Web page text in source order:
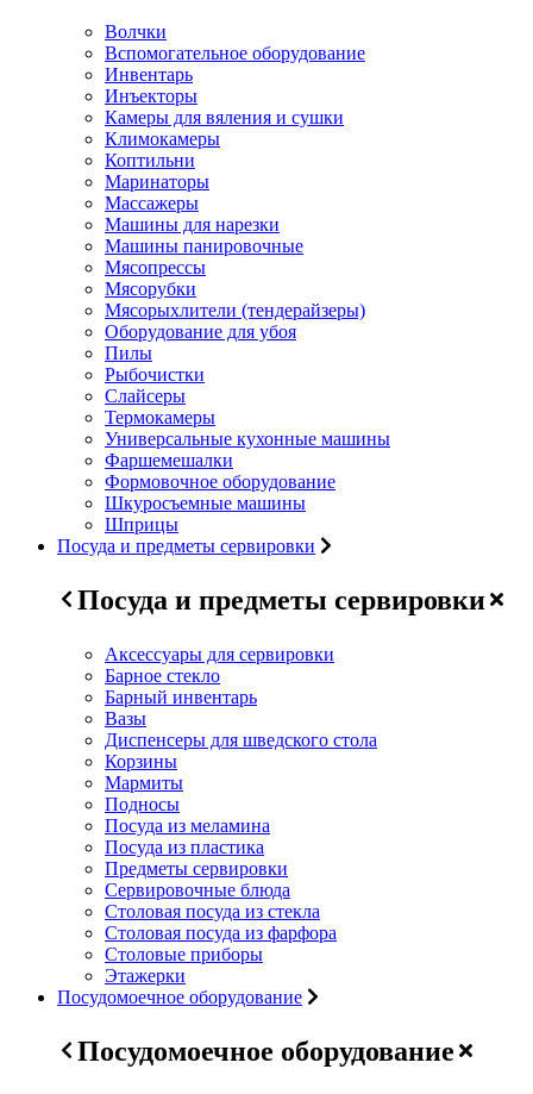
Волчки
Вспомогательное оборудование
Инвентарь
Инъекторы
Камеры для вяления и сушки
Климокамеры
Коптильни
Маринаторы
Массажеры
Машины для нарезки
Машины панировочные
Мясопрессы
Мясорубки
Мясорыхлители (тендерайзеры)
Оборудование для убоя
Пилы
Рыбочистки
Слайсеры
Термокамеры
Универсальные кухонные машины
Фаршемешалки
Формовочное оборудование
Шкуросъемные машины
Шприцы
Посуда и предметы сервировки
Посуда и предметы сервировки
Аксессуары для сервировки
Барное стекло
Барный инвентарь
Вазы
Диспенсеры для шведского стола
Корзины
Мармиты
Подносы
Посуда из меламина
Посуда из пластика
Предметы сервировки
Сервировочные блюда
Столовая посуда из стекла
Столовая посуда из фарфора
Столовые приборы
Этажерки
Посудомоечное оборудование
Посудомоечное оборудование